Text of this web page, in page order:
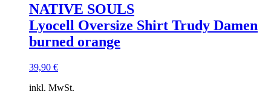
NATIVE SOULS
Lyocell Oversize Shirt Trudy Damen
burned orange
39,90 €
inkl. MwSt.